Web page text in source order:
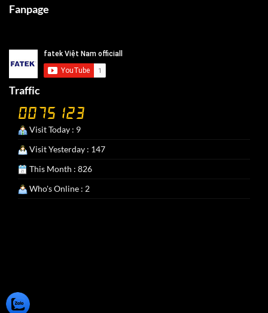
Fanpage
Traffic
Visit Today : 9
Visit Yesterday : 147
This Month : 826
Who's Online : 2